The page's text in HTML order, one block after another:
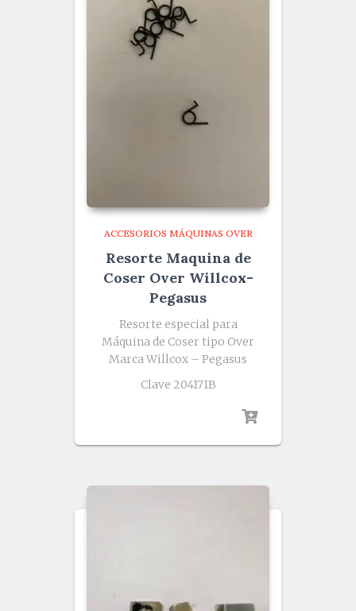
ACCESORIOS MÁQUINAS OVER
Resorte Maquina de
Coser Over Willcox-
Pegasus
Resorte especial para
Máquina de Coser tipo Over
Marca Willcox – Pegasus
Clave 204171B